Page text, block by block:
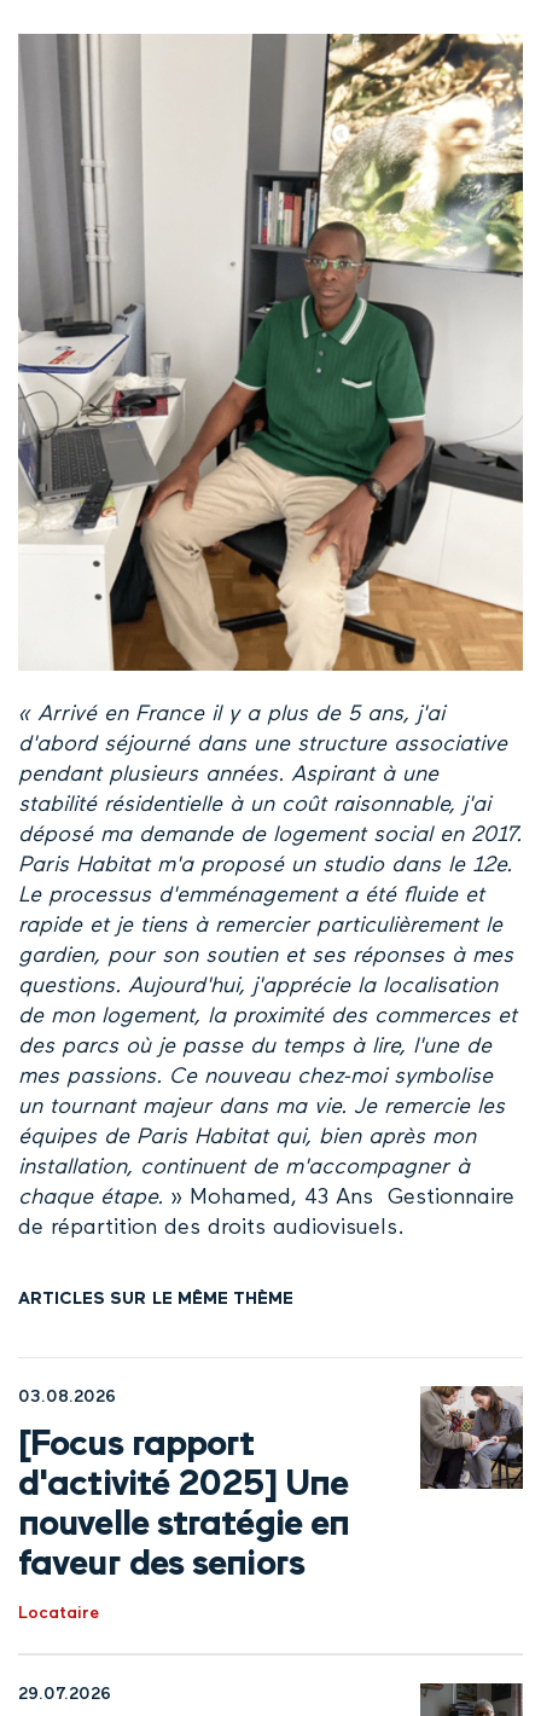
« Arrivé en France il y a plus de 5 ans, j'ai
d'abord séjourné dans une structure associative
pendant plusieurs années. Aspirant à une
stabilité résidentielle à un coût raisonnable, j'ai
déposé ma demande de logement social en 2017.
Paris Habitat m'a proposé un studio dans le 12e.
Le processus d'emménagement a été fluide et
rapide et je tiens à remercier particulièrement le
gardien, pour son soutien et ses réponses à mes
questions. Aujourd'hui, j'apprécie la localisation
de mon logement, la proximité des commerces et
des parcs où je passe du temps à lire, l'une de
mes passions. Ce nouveau chez-moi symbolise
un tournant majeur dans ma vie. Je remercie les
équipes de Paris Habitat qui, bien après mon
installation, continuent de m'accompagner à
chaque étape. » Mohamed, 43 Ans Gestionnaire
de répartition des droits audiovisuels.
ARTICLES SUR LE MÊME THÈME
03.08.2026
[Focus rapport
d'activité 2025] Une
nouvelle stratégie en
faveur des seniors
Locataire
29.07.2026